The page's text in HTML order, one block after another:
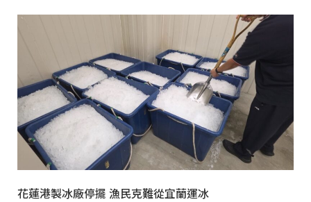
花蓮港製冰廠停擺 漁民克難從宜蘭運冰